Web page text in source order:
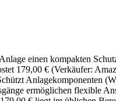
einen kompakten
179,00 € (Verkäufer:
Anlagekomponenten
ermöglichen flexible